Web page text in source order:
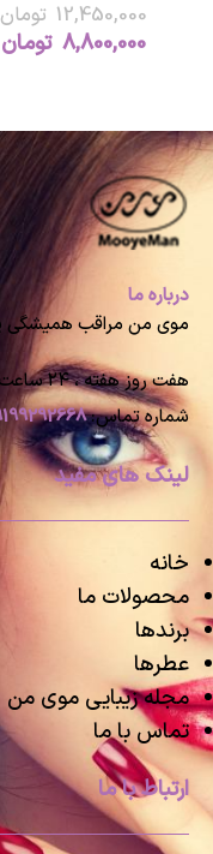
12,450,000 تومان
8,800,000 تومان
درباره ما
موی من مراقب
هفت روز هفته ، ۲۴ ساعت شبانه‌روز پاسخگوی شما هستیم
شماره تماس:
لینک های مفید
خانه
محصولات ما
برندها
عطرها
مجله زیبایی موی من
تماس با ما
ارتباط با ما